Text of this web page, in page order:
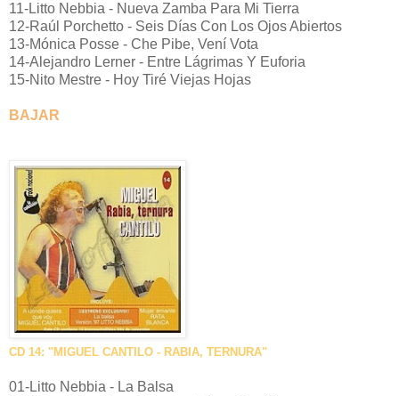
11-Litto Nebbia - Nueva Zamba Para Mi Tierra
12-Raúl Porchetto - Seis Días Con Los Ojos Abiertos
13-Mónica Posse - Che Pibe, Vení Vota
14-Alejandro Lerner - Entre Lágrimas Y Euforia
15-Nito Mestre - Hoy Tiré Viejas Hojas
BAJAR
CD 14: "MIGUEL CANTILO - RABIA, TERNURA"
01-Litto Nebbia - La Balsa